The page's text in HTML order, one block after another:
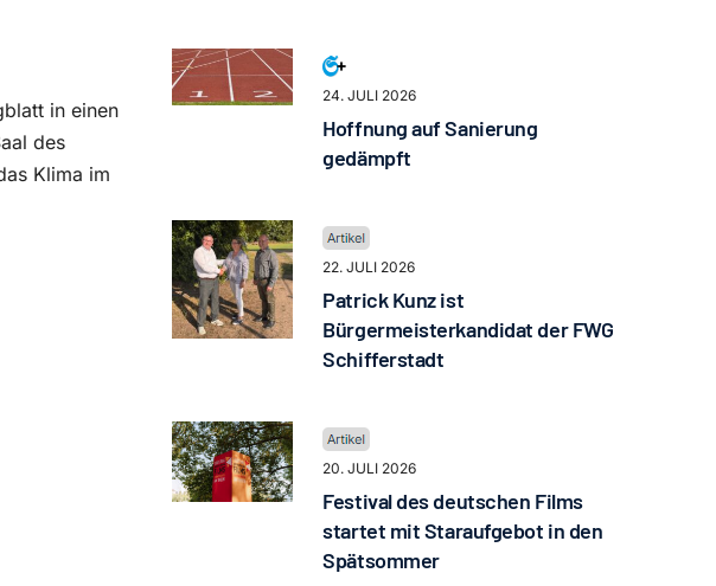
in einen
des
Klima im
24. JULI 2026
Hoffnung auf Sanierung
gedämpft
22. JULI 2026
Patrick Kunz ist
Bürgermeisterkandidat der FWG
Schifferstadt
20. JULI 2026
Festival des deutschen Films
startet mit Staraufgebot in den
Spätsommer